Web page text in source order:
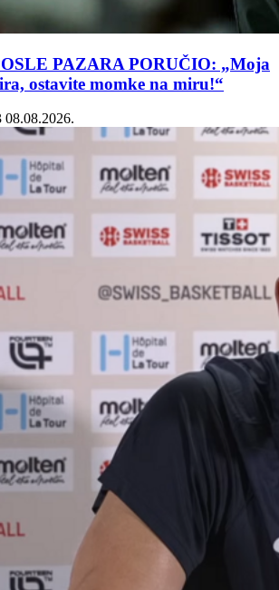
PAZARA PORUČIO: „Moja
ostavite momke na miru!“
08.08.2026.